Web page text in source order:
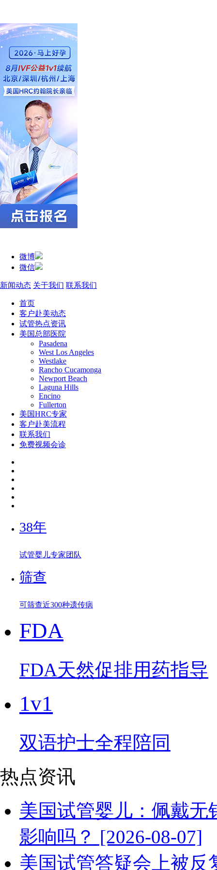
微博
微信
新闻动态 关于我们 联系我们
首页
客户赴美动态
试管热点资讯
美国总部医院
Pasadena
West Los Angeles
Westlake
Rancho Cucamonga
Newport Beach
Laguna Hills
Encino
Fullerton
美国HRC专家
客户赴美流程
联系我们
免费视频会诊
38年
试管婴儿专家团队
筛查
可筛查近300种遗传病
FDA
FDA天然促排用药指导
1v1
双语护士全程陪同
热点资讯
美国试管婴儿：佩戴
影响吗？ [2026-08-07]
美国试管答疑会上被